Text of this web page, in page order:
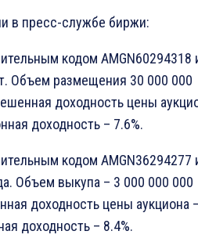
в пресс-службе биржи:
кодом AMGN60294318
Объем размещения 30 000 000
доходность цены
доходность – 7.6%.
кодом AMGN36294277
Объем выкупа – 3 000 000 000
доходность цены аукциона
доходность – 8.4%.